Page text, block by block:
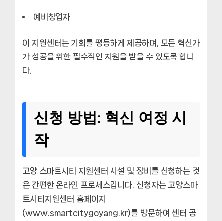
예비창업자
이 지원센터는 기회를 평등하게 제공하며, 모든 혁신가
가 성공을 위한 필수적인 지원을 받을 수 있도록 합니
다.
신청 방법: 혁신 여정 시
작
고양 스마트시티 지원센터 시설 및 장비를 신청하는 것
은 간편한 온라인 프로세스입니다. 신청자는 고양스마
트시티지원센터 홈페이지
(www.smartcitygoyang.kr)를 방문하여 센터 공